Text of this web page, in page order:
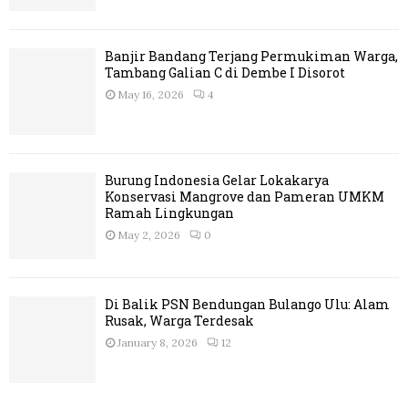
Banjir Bandang Terjang Permukiman Warga,
Tambang Galian C di Dembe I Disorot
May 16, 2026 4
Burung Indonesia Gelar Lokakarya
Konservasi Mangrove dan Pameran UMKM
Ramah Lingkungan
May 2, 2026 0
Di Balik PSN Bendungan Bulango Ulu: Alam
Rusak, Warga Terdesak
January 8, 2026 12